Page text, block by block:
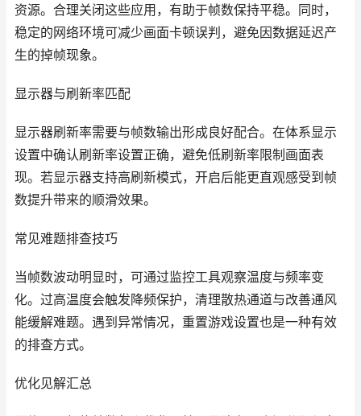
资源。合理关闭这些应用，有助于帧数保持平稳。同时，
稳定的网络环境可减少画面卡顿误判，避免因数据延迟产
生的掉帧现象。
显示器与刷新率匹配
显示器刷新率需要与帧数输出形成良好配合。在体系显示
设置中确认刷新率设置正确，避免低刷新率限制画面表
现。若显示器支持高刷新模式，开启后能更直观感受到帧
数提升带来的顺滑效果。
常见难题排查技巧
当帧数波动明显时，可通过监控工具观察温度与频率变
化。过高温度会触发降频保护，清理散热通道与改善通风
能缓解难题。遇到异常情况，重置游戏设置也是一种有效
的排查方式。
优化见解汇总